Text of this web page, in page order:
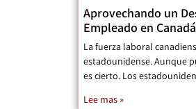
Aprovechando un
Empleado en Canadá
La fuerza laboral
estadounidense. Aunque
es cierto. Los
Lee mas »